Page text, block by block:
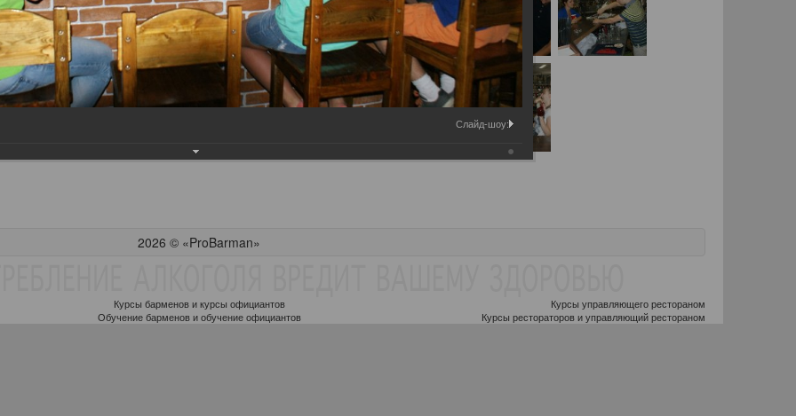
2026 © «ProBarman»
Курсы барменов и курсы официантов
Обучение барменов и обучение официантов
Курсы управляющего рестораном
Курсы рестораторов и управляющий рестораном
Слайд-шоу: